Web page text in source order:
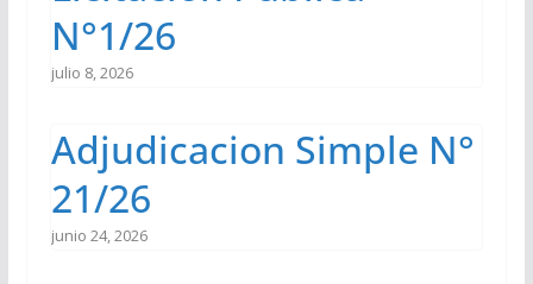
N°1/26
julio 8, 2026
Adjudicacion Simple N°
21/26
junio 24, 2026